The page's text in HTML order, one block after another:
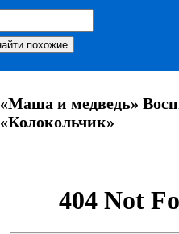
«Маша и медведь»
«Колокольчик»